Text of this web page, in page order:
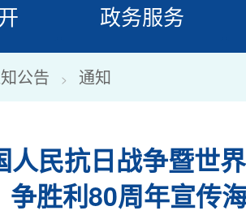
政务服务
公告 > 通知
人民抗日战争暨世
争胜利80周年宣传